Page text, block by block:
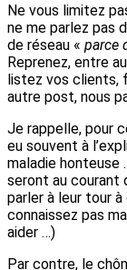
Ne vous limitez
ne me parlez pas
de réseau « parce
Reprenez, entre
listez vos clients,
autre post, nous
Je rappelle, pour
eu souvent à
maladie honteuse
seront au courant
parler à leur tour à
connaissez pas
aider …)
Par contre, le